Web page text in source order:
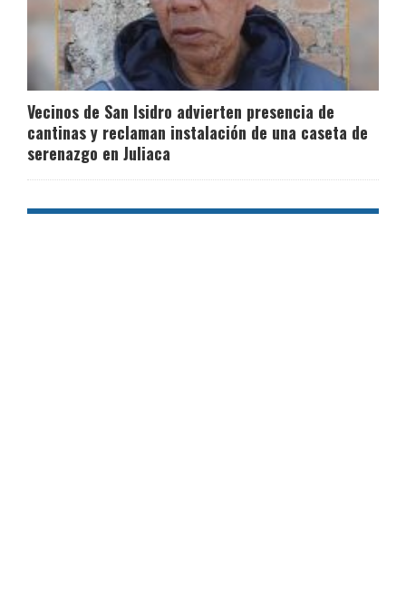
Vecinos de San Isidro advierten presencia de
cantinas y reclaman instalación de una caseta de
serenazgo en Juliaca